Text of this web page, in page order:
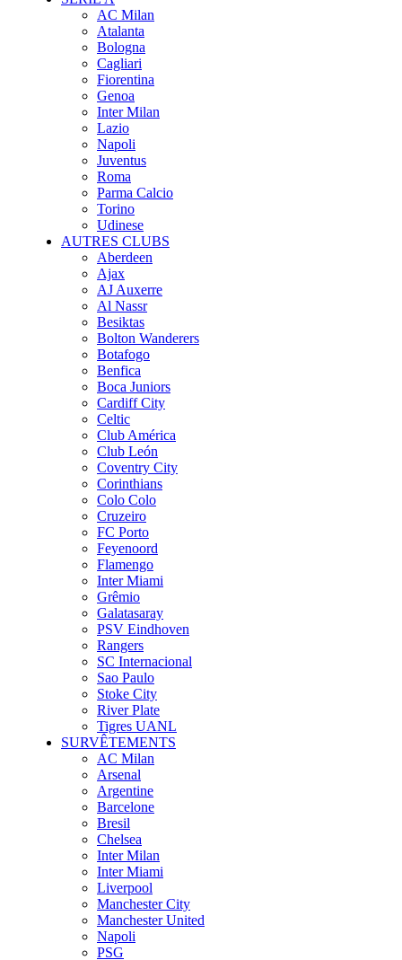
AC Milan
Atalanta
Bologna
Cagliari
Fiorentina
Genoa
Inter Milan
Lazio
Napoli
Juventus
Roma
Parma Calcio
Torino
Udinese
AUTRES CLUBS
Aberdeen
Ajax
AJ Auxerre
Al Nassr
Besiktas
Bolton Wanderers
Botafogo
Benfica
Boca Juniors
Cardiff City
Celtic
Club América
Club León
Coventry City
Corinthians
Colo Colo
Cruzeiro
FC Porto
Feyenoord
Flamengo
Inter Miami
Grêmio
Galatasaray
PSV Eindhoven
Rangers
SC Internacional
Sao Paulo
Stoke City
River Plate
Tigres UANL
SURVÊTEMENTS
AC Milan
Arsenal
Argentine
Barcelone
Bresil
Chelsea
Inter Milan
Inter Miami
Liverpool
Manchester City
Manchester United
Napoli
PSG